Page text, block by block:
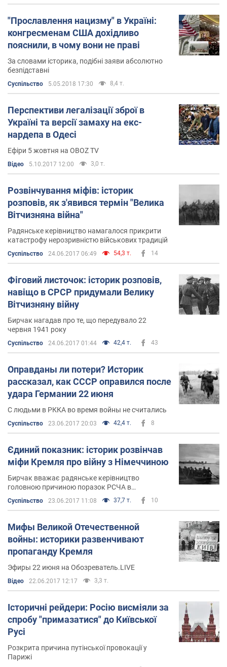
"Прославлення нацизму" в Україні:
конгресменам США дохідливо
пояснили, в чому вони не праві
За словами історика, подібні заяви абсолютно
безпідставні
Суспільство 5.05.2018 17:30 8,4 т.
Перспективи легалізації зброї в
Україні та версії замаху на екс-
нардепа в Одесі
Ефіри 5 жовтня на OBOZ TV
Відео 5.10.2017 12:00 3,0 т.
Розвінчування міфів: історик
розповів, як з'явився термін "Велика
Вітчизняна війна"
Радянське керівництво намагалося прикрити
катастрофу нерозривністю військових традицій
Суспільство 24.06.2017 06:49 54,3 т. 14
Фіговий листочок: історик розповів,
навіщо в СРСР придумали Велику
Вітчизняну війну
Бирчак нагадав про те, що передувало 22
червня 1941 року
Суспільство 24.06.2017 01:44 42,4 т. 43
Оправданы ли потери? Историк
рассказал, как СССР оправился после
удара Германии 22 июня
С людьми в РККА во время войны не считались
Суспільство 23.06.2017 20:03 42,4 т. 8
Єдиний показник: історик розвінчав
міфи Кремля про війну з Німеччиною
Бирчак вважає радянське керівництво
головною причиною поразок РСЧА в
початковий період війни
Суспільство 23.06.2017 11:08 37,7 т. 10
Мифы Великой Отечественной
войны: историки развенчивают
пропаганду Кремля
Эфиры 22 июня на Обозреватель.LIVE
Відео 22.06.2017 12:17 3,3 т.
Історичні рейдери: Росію висміяли за
спробу "примазатися" до Київської
Русі
Розкрита причина путінської провокації у
Парижі